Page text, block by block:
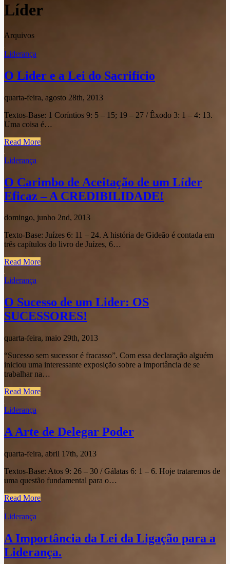
Líder
Arquivos
Liderança
O Lider e a Lei do Sacrifício
quarta-feira, agosto 28th, 2013
Textos-Base: 1 Coríntios 9: 5 – 15; 19 – 27 / Êxodo 3: 1 – 4: 13.
Uma coisa é…
Read More
Liderança
O Carimbo de Aceitação de um Líder
Eficaz – A CREDIBILIDADE!
domingo, junho 2nd, 2013
Texto-Base: Juízes 6: 11 – 24. A história de Gideão é contada em
três capítulos do livro de Juízes, 6…
Read More
Liderança
O Sucesso de um Lider: OS
SUCESSORES!
quarta-feira, maio 29th, 2013
“Sucesso sem sucessor é fracasso”. Com essa declaração alguém
iniciou uma interessante exposição sobre a importância de se
trabalhar na…
Read More
Liderança
A Arte de Delegar Poder
quarta-feira, abril 17th, 2013
Textos-Base: Atos 9: 26 – 30 / Gálatas 6: 1 – 6. Hoje trataremos de
uma questão fundamental para o…
Read More
Liderança
A Importância da Lei da Ligação para a
Liderança.